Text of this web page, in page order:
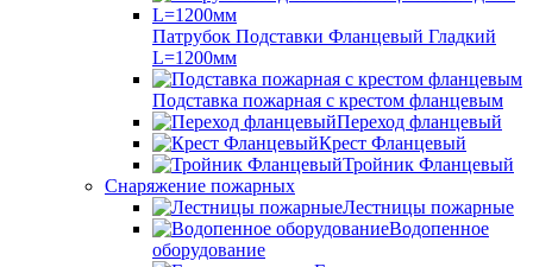
Патрубок Подставки Фланцевый Гладкий
L=1200мм
Подставка пожарная с крестом фланцевым
Переход фланцевый
Крест Фланцевый
Тройник Фланцевый
Снаряжение пожарных
Лестницы пожарные
Водопенное
оборудование